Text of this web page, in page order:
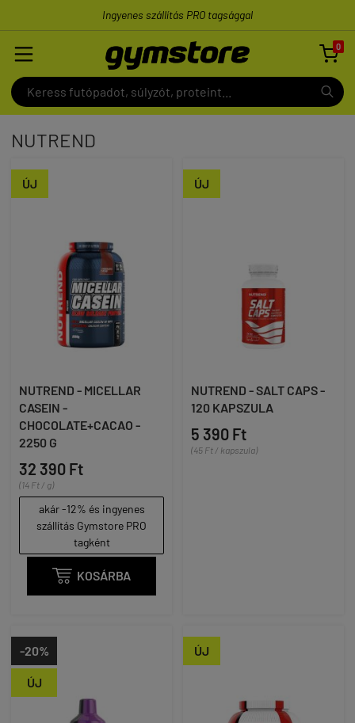
Ingyenes szállítás PRO tagsággal
0

NUTREND
ÚJ
NUTREND - MICELLAR
CASEIN -
CHOCOLATE+CACAO -
2250 G
32 390 Ft
(14 Ft / g)
akár -12% és ingyenes
szállítás Gymstore PRO
tagként
 KOSÁRBA
ÚJ
NUTREND - SALT CAPS -
120 KAPSZULA
5 390 Ft
(45 Ft / kapszula)
ÚJ
-20% ÚJ